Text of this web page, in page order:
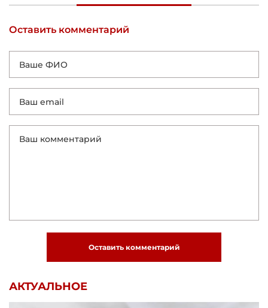
Оставить комментарий
Оставить комментарий
АКТУАЛЬНОЕ